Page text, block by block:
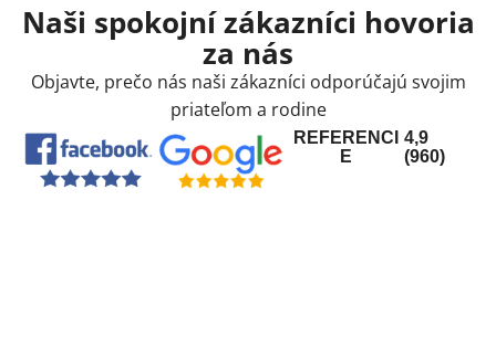
Naši spokojní zákazníci hovoria
za nás
Objavte, prečo nás naši zákazníci odporúčajú svojim
priateľom a rodine
REFERENCI
E
4,9
(960)